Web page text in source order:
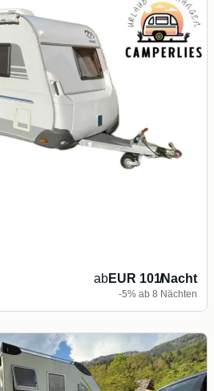
abEUR 101/Nacht
-5% ab 8 Nächten